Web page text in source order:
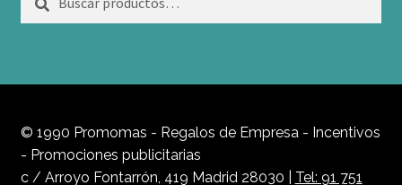
© 1990 Promomas - Regalos de Empresa - Incentivos
- Promociones publicitarias
c / Arroyo Fontarrón, 419 Madrid 28030 | Tel: 91 751